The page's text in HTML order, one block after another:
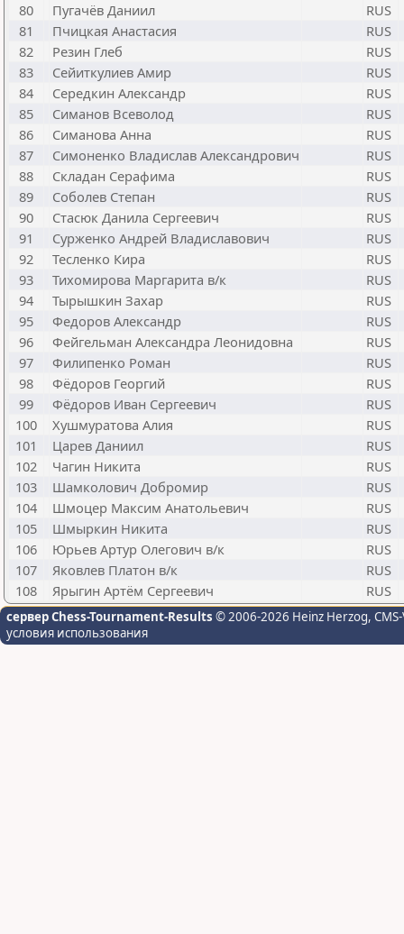
80
Пугачёв Даниил
RUS
81
Пчицкая Анастасия
RUS
82
Резин Глеб
RUS
83
Сейиткулиев Амир
RUS
84
Середкин Александр
RUS
85
Симанов Всеволод
RUS
86
Симанова Анна
RUS
87
Симоненко Владислав Александрович
RUS
88
Складан Серафима
RUS
89
Соболев Степан
RUS
90
Стасюк Данила Сергеевич
RUS
91
Сурженко Андрей Владиславович
RUS
92
Тесленко Кира
RUS
93
Тихомирова Маргарита в/к
RUS
94
Тырышкин Захар
RUS
95
Федоров Александр
RUS
96
Фейгельман Александра Леонидовна
RUS
97
Филипенко Роман
RUS
98
Фёдоров Георгий
RUS
99
Фёдоров Иван Сергеевич
RUS
100
Хушмуратова Алия
RUS
101
Царев Даниил
RUS
102
Чагин Никита
RUS
103
Шамколович Добромир
RUS
104
Шмоцер Максим Анатольевич
RUS
105
Шмыркин Никита
RUS
106
Юрьев Артур Олегович в/к
RUS
107
Яковлев Платон в/к
RUS
108
Ярыгин Артём Сергеевич RUS
сервер Chess-Tournament-Results © 2006-2026 Heinz Herzog,
условия использования